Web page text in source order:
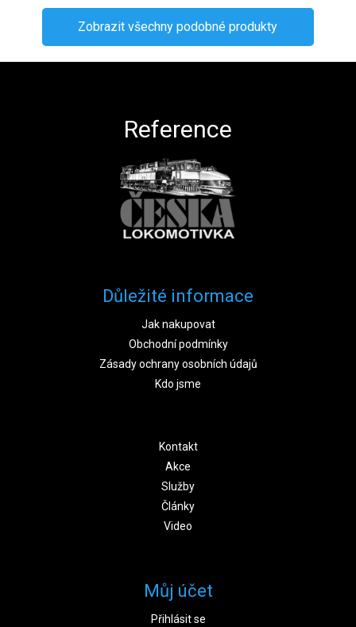
Zobrazit všechny podobné produkty
Reference
Důležité informace
Jak nakupovat
Obchodní podmínky
Zásady ochrany osobních údajů
Kdo jsme
Kontakt
Akce
Služby
Články
Video
Můj účet
Přihlásit se